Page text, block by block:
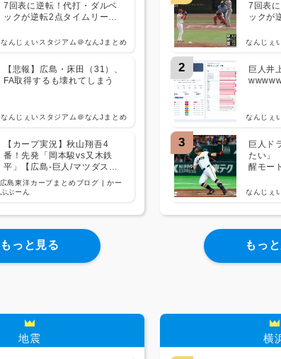
7回表に逆転！代打・ダルベ
ックが逆転2点タイムリー！
ース！！！！！！！！！
なんじぇいスタジアム＠なんJまとめ
【悲報】広島・床田（31）、
FA取得するも壊れてしまう
なんじぇいスタジアム＠なんJまとめ
【カープ実況】秋山翔吾4
番！先発「岡本駿vs又木鉄
平」【広島-巨人/マツダスタ
ジアム】
広島東洋カープまとめブログ | かー
ぷぶーん
もっと見る
7回表
ックが
ース！
なんじぇ
2
巨人井
なんじぇ
3
巨人ド
たい」
醒モー
なんじぇ
もっ
地震 横